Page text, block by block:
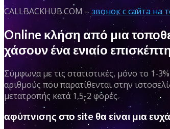
CALLBACKHUB.COM – звонок с сайта на
Online κλήση από μια
χάσουν ένα ενιαίο
Σύμφωνα με τις στατιστικές, μόνο το 1-
αριθμούς που παρατίθενται στην
μετατροπής κατά 1,5-2 φορές.
αφύπνισης στο site θα είναι μια